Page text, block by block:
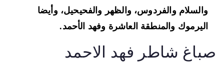
والسلام والفردوس، والظهر والفحيحيل، وأيضا
اليرموك والمنطقة العاشرة وفهد الأحمد.
شاطر فهد الاحمد